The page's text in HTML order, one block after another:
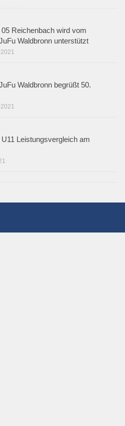
Reichenbach wird vom
Waldbronn unterstützt
Waldbronn begrüßt 50.
Leistungsvergleich am